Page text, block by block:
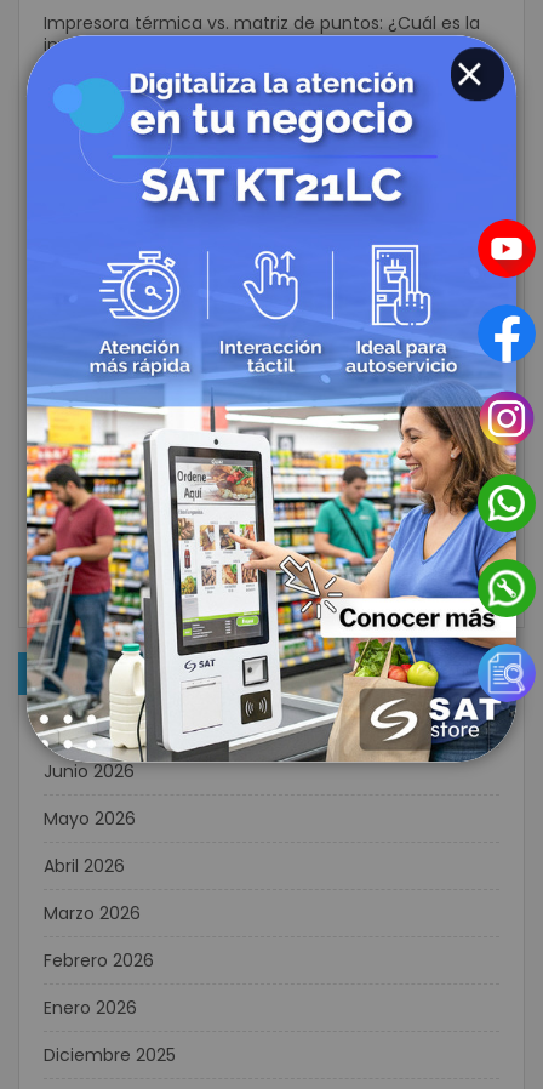
Impresora térmica vs. matriz de puntos: ¿Cuál es la
inversión correcta para tu negocio?
Impresoras POS: ¿Cómo elegir la herramienta que
acelerará tu punto de venta?
Errores comunes al implementar lectores de códigos
de barras (y cómo evitarlos)
bodegas: ¿Cómo elegir tu aliado ideal?
Los mejores lectores de códigos de barras para
farmacia en 2026
Lector 1D vs. 2D: ¿Cuál necesita realmente tu
operación hoy?
Cómo elegir el lector de códigos de barras ideal para
tu negocio
Kioscos de Autoservicio: La Revolución Tecnológica
en la Experiencia Gastronómica
Impresoras POS para Hospitales: Eficiencia y Precisión
en la Atención al Paciente
ARCHIVO
Julio 2026
Junio 2026
Mayo 2026
Abril 2026
Marzo 2026
Febrero 2026
Enero 2026
Diciembre 2025
CLOSE